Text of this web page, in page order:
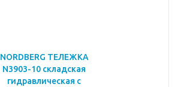
NORDBERG ТЕЛЕЖКА
N3903-10 складская
гидравлическая с